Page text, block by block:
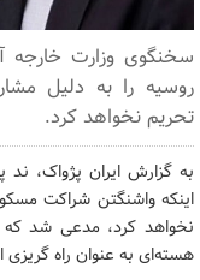
سخنگوی وزارت خارجه
روسیه را به دلیل
تحریم نخواهد کرد.
به گزارش ایران پژواک،
اینکه واشنگتن شراکت
نخواهد کرد، مدعی شد که
هسته‌ای به عنوان راه گریزی